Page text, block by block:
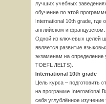
лучших учебных
обучение по этой
International 10th grade, где
английском и французском.
Одной из ключевых целей
является развитие
экзаменам на определение
TOEFL /IELTS).
International 10th grade
Цель курса – подготовить
на программе International
себя углублённое